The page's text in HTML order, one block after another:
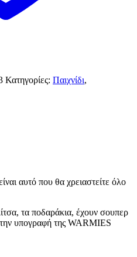
Κατηγορίες: Παιχνίδι,
αυτό που θα χρειαστείτε όλο
τα ποδαράκια, έχουν σουπερ
υπογραφή της WARMIES